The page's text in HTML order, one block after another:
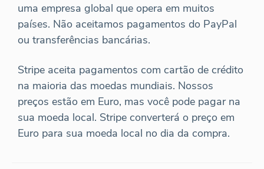
uma empresa global que opera em muitos
países. Não aceitamos pagamentos do PayPal
ou transferências bancárias.
Stripe aceita pagamentos com cartão de crédito
na maioria das moedas mundiais. Nossos
preços estão em Euro, mas você pode pagar na
sua moeda local. Stripe converterá o preço em
Euro para sua moeda local no dia da compra.